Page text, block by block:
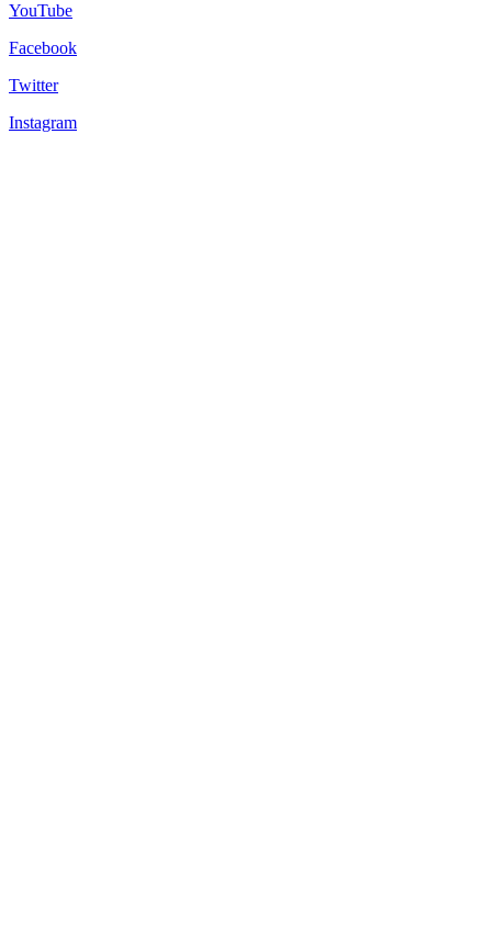
YouTube
Facebook
Twitter
Instagram